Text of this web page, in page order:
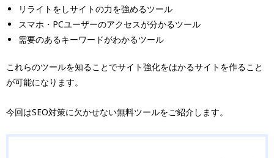
リライトをしサイトの力を強めるツール
スマホ・PCユーザーのアクセスが分かるツール
需要のあるキーワードがわかるツール
これらのツールを知ることでサイト強化をはかるサイトを作ること
が可能になります。
今回はSEO対策に欠かせない無料ツールをご紹介します。